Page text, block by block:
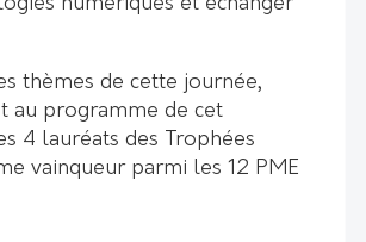
thèmes de cette journée,
au programme de cet
4 lauréats des Trophées
vainqueur parmi les 12 PME